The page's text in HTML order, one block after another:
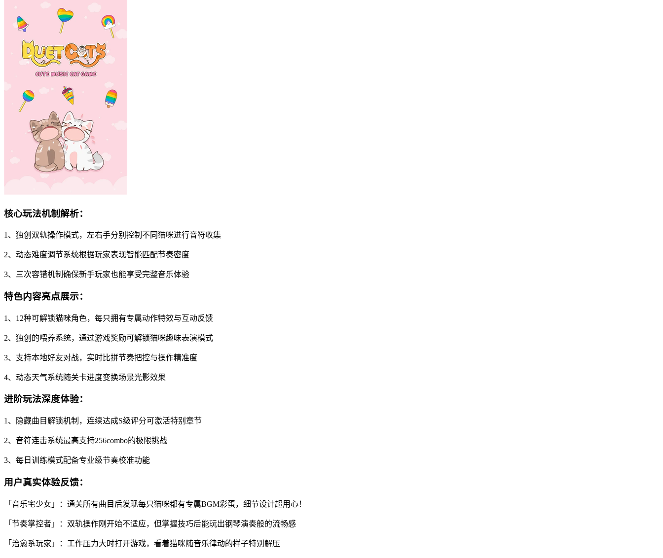
核心玩法机制解析：
1、独创双轨操作模式，左右手分别控制不同猫咪进行音符收集
2、动态难度调节系统根据玩家表现智能匹配节奏密度
3、三次容错机制确保新手玩家也能享受完整音乐体验
特色内容亮点展示：
1、12种可解锁猫咪角色，每只拥有专属动作特效与互动反馈
2、独创的喂养系统，通过游戏奖励可解锁猫咪趣味表演模式
3、支持本地好友对战，实时比拼节奏把控与操作精准度
4、动态天气系统随关卡进度变换场景光影效果
进阶玩法深度体验：
1、隐藏曲目解锁机制，连续达成S级评分可激活特别章节
2、音符连击系统最高支持256combo的极限挑战
3、每日训练模式配备专业级节奏校准功能
用户真实体验反馈：
「音乐宅少女」：通关所有曲目后发现每只猫咪都有专属BGM彩蛋，细节设计超用心！
「节奏掌控者」：双轨操作刚开始不适应，但掌握技巧后能玩出钢琴演奏般的流畅感
「治愈系玩家」：工作压力大时打开游戏，看着猫咪随音乐律动的样子特别解压